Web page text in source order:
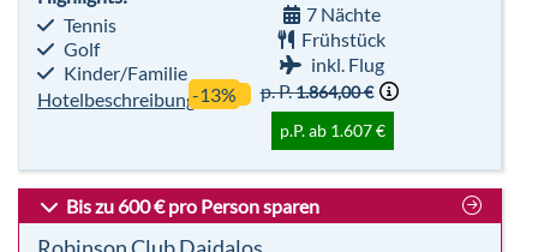
Bis zu 600 € pro Person sparen
Robinson Club Daidalos
Kos